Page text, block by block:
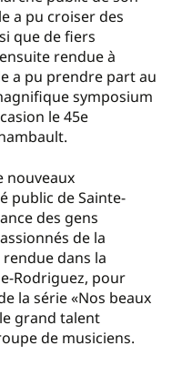
a pu croiser des
que de fiers
rendue à
a pu prendre part au
symposium
le 45e
nouveaux
public de Sainte-
des gens
de la
rendue dans la
Rodriguez, pour
la série «Nos beaux
grand talent
de musiciens.